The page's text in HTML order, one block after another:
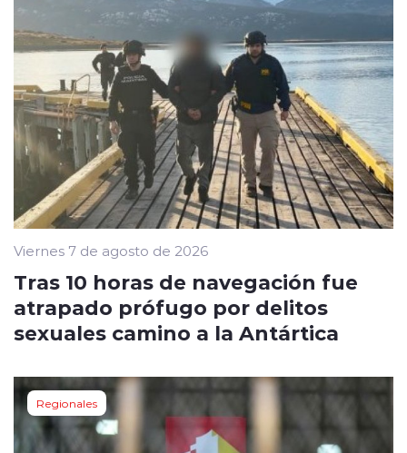
Viernes 7 de agosto de 2026
Tras 10 horas de navegación fue
atrapado prófugo por delitos
sexuales camino a la Antártica
Regionales